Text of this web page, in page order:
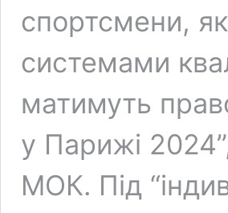
спортсмени,
системами
матимуть
у Парижі
МОК. Під